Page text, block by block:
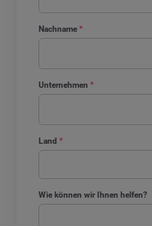
Nachname *
Unternehmen *
Land *
Wie können wir Ihnen helfen?